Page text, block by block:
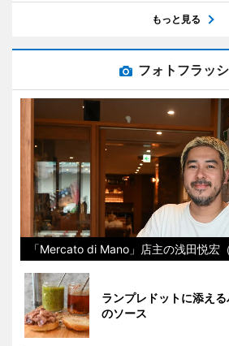
もっと見る
フォトフラッ
「Mercato di Mano」店主の浅田悦宏
ランプレドットに添え
のソース